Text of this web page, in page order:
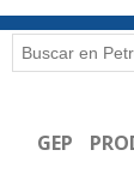
Buscar
GEP